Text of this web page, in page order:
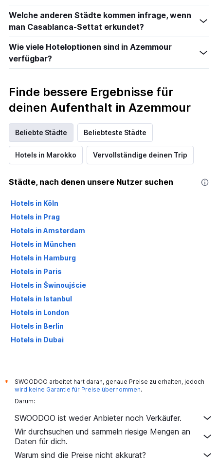
Welche anderen Städte kommen infrage, wenn
man Casablanca-Settat erkundet?
Wie viele Hoteloptionen sind in Azemmour
verfügbar?
Finde bessere Ergebnisse für
deinen Aufenthalt in Azemmour
Beliebte Städte Beliebteste Städte
Hotels in Marokko Vervollständige deinen Trip
Städte, nach denen unsere Nutzer suchen
Hotels in Köln
Hotels in Prag
Hotels in Amsterdam
Hotels in München
Hotels in Hamburg
Hotels in Paris
Hotels in Świnoujście
Hotels in Istanbul
Hotels in London
Hotels in Berlin
Hotels in Dubai
*
SWOODOO arbeitet hart daran, genaue Preise zu erhalten, jedoch
wird keine Garantie für Preise übernommen.
Darum:
SWOODOO ist weder Anbieter noch Verkäufer.
Wir durchsuchen und sammeln riesige Mengen an
Daten für dich.
Warum sind die Preise nicht akkurat?